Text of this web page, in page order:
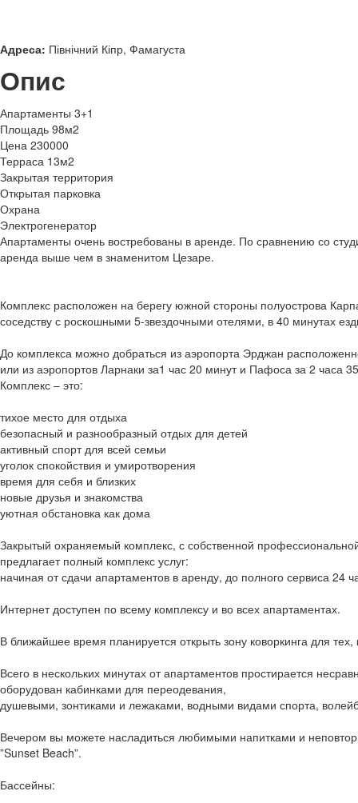
Адреса: Північний Кіпр, Фамагуста
Опис
Апартаменты 3+1
Площадь 98м2
Цена 230000
Терраса 13м2
Закрытая территория
Открытая парковка
Охрана
Электрогенератор
Апартаменты очень востребованы в аренде. По сравнению со
аренда выше чем в знаменитом Цезаре.
Комплекс расположен на берегу южной стороны полуострова
соседству с роскошными 5-звездочными отелями, в 40 минутах
До комплекса можно добраться из аэропорта Эрджан
или из аэропортов Ларнаки за1 час 20 минут и Пафоса за 2 часа
Комплекс – это:
тихое место для отдыха
безопасный и разнообразный отдых для детей
активный спорт для всей семьи
уголок спокойствия и умиротворения
время для себя и близких
новые друзья и знакомства
уютная обстановка как дома
Закрытый охраняемый комплекс, с собственной
предлагает полный комплекс услуг:
начиная от сдачи апартаментов в аренду, до полного сервиса 24
Интернет доступен по всему комплексу и во всех апартаментах.
В ближайшее время планируется открыть зону коворкинга для
Всего в нескольких минутах от апартаментов простирается
оборудован кабинками для переодевания,
душевыми, зонтиками и лежаками, водными видами спорта,
Вечером вы можете насладиться любимыми напитками и
”Sunset Beach”.
Бассейны: